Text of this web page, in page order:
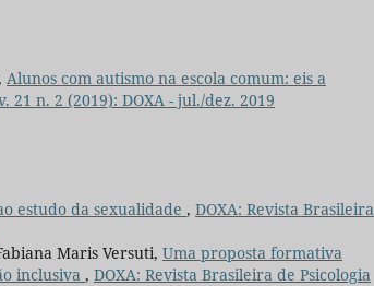
Alunos com autismo na escola comum: eis a
21 n. 2 (2019): DOXA - jul./dez. 2019
estudo da sexualidade , DOXA: Revista Brasileira
Maris Versuti, Uma proposta formativa
inclusiva , DOXA: Revista Brasileira de Psicologia